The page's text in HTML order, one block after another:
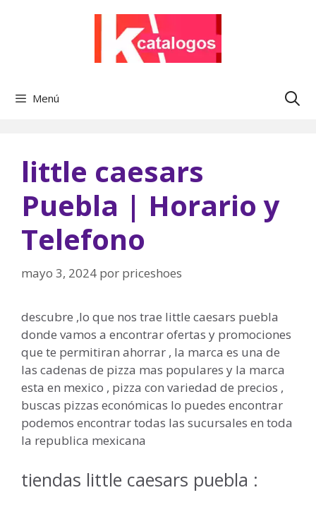
Menú
little caesars
Puebla | Horario y
Telefono
mayo 3, 2024 por priceshoes
descubre ,lo que nos trae little caesars puebla
donde vamos a encontrar ofertas y promociones
que te permitiran ahorrar , la marca es una de
las cadenas de pizza mas populares y la marca
esta en mexico , pizza con variedad de precios ,
buscas pizzas económicas lo puedes encontrar
podemos encontrar todas las sucursales en toda
la republica mexicana
tiendas little caesars puebla :